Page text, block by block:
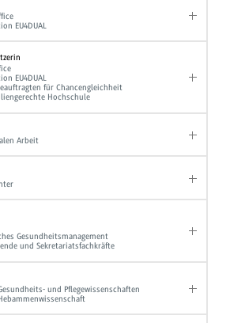
EU4DUAL
EU4DUAL
für Chancengleichheit
Hochschule
Arbeit
Gesundheitsmanagement
und Sekretariatsfachkräfte
und Pflegewissenschaften